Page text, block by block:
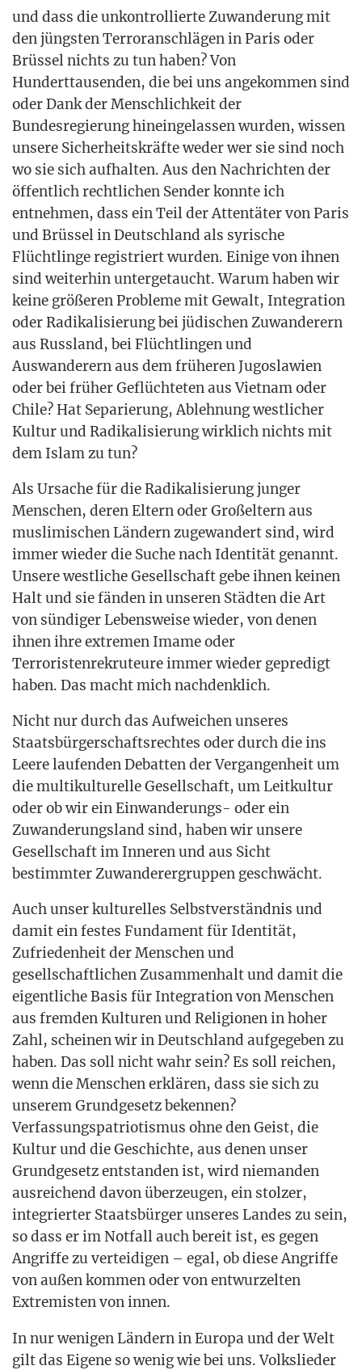
und dass die unkon­trol­lier­te Zuwan­de­rung mit
den jüngs­ten Ter­ror­an­schlä­gen in Paris oder
Brüs­sel nichts zu tun haben? Von
Hun­dert­tau­sen­den, die bei uns ange­kom­men sind
oder Dank der Mensch­lich­keit der
Bun­des­re­gie­rung hin­ein­ge­las­sen wur­den, wis­sen
unse­re Sicher­heits­kräf­te weder wer sie sind noch
wo sie sich auf­hal­ten. Aus den Nach­rich­ten der
öffent­lich recht­li­chen Sen­der konn­te ich
ent­neh­men, dass ein Teil der Atten­tä­ter von Paris
und Brüs­sel in Deutsch­land als syri­sche
Flücht­lin­ge regis­triert wur­den. Eini­ge von ihnen
sind wei­ter­hin unter­ge­taucht. War­um haben wir
kei­ne grö­ße­ren Pro­ble­me mit Gewalt, Inte­gra­ti­on
oder Radi­ka­li­sie­rung bei jüdi­schen Zuwan­de­rern
aus Russ­land, bei Flücht­lin­gen und
Aus­wan­de­rern aus dem frü­he­ren Jugo­sla­wi­en
oder bei frü­her Geflüch­te­ten aus Viet­nam oder
Chi­le? Hat Sepa­rie­rung, Ableh­nung west­li­cher
Kul­tur und Radi­ka­li­sie­rung wirk­lich nichts mit
dem Islam zu tun?
Als Ursa­che für die Radi­ka­li­sie­rung jun­ger
Men­schen, deren Eltern oder Groß­el­tern aus
mus­li­mi­schen Län­dern zuge­wan­dert sind, wird
immer wie­der die Suche nach Iden­ti­tät genannt.
Unse­re west­li­che Gesell­schaft gebe ihnen kei­nen
Halt und sie fän­den in unse­ren Städ­ten die Art
von sün­di­ger Lebens­wei­se wie­der, von denen
ihnen ihre extre­men Ima­me oder
Ter­ro­ris­ten­re­kru­teu­re immer wie­der gepre­digt
haben. Das macht mich nachdenklich.
Nicht nur durch das Auf­wei­chen unse­res
Staats­bür­ger­schafts­rech­tes oder durch die ins
Lee­re lau­fen­den Debat­ten der Ver­gan­gen­heit um
die mul­ti­kul­tu­rel­le Gesell­schaft, um Leit­kul­tur
oder ob wir ein Ein­wan­de­rungs- oder ein
Zuwan­de­rungs­land sind, haben wir unse­re
Gesell­schaft im Inne­ren und aus Sicht
bestimm­ter Zuwan­de­rer­grup­pen geschwächt.
Auch unser kul­tu­rel­les Selbst­ver­ständ­nis und
damit ein fes­tes Fun­da­ment für Iden­ti­tät,
Zufrie­den­heit der Men­schen und
gesell­schaft­li­chen Zusam­men­halt und damit die
eigent­li­che Basis für Inte­gra­ti­on von Men­schen
aus frem­den Kul­tu­ren und Reli­gio­nen in hoher
Zahl, schei­nen wir in Deutsch­land auf­ge­ge­ben zu
haben. Das soll nicht wahr sein? Es soll rei­chen,
wenn die Men­schen erklä­ren, dass sie sich zu
unse­rem Grund­ge­setz beken­nen?
Ver­fas­sungs­pa­trio­tis­mus ohne den Geist, die
Kul­tur und die Geschich­te, aus denen unser
Grund­ge­setz ent­stan­den ist, wird nie­man­den
aus­rei­chend davon über­zeu­gen, ein stol­zer,
inte­grier­ter Staats­bür­ger unse­res Lan­des zu sein,
so dass er im Not­fall auch bereit ist, es gegen
Angrif­fe zu ver­tei­di­gen – egal, ob die­se Angrif­fe
von außen kom­men oder von ent­wur­zel­ten
Extre­mis­ten von innen.
In nur weni­gen Län­dern in Euro­pa und der Welt
gilt das Eige­ne so wenig wie bei uns. Volks­lie­der